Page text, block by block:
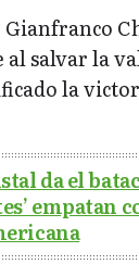
salvar la
la
da el
empatan